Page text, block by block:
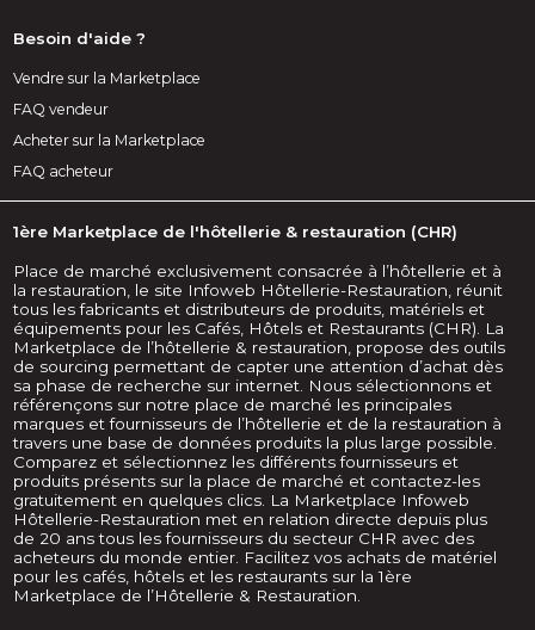
Besoin d'aide ?
Vendre sur la Marketplace
FAQ vendeur
Acheter sur la Marketplace
FAQ acheteur
1ère Marketplace de l'hôtellerie & restauration (CHR)
Place de marché exclusivement consacrée à l’hôtellerie et à
la restauration, le site Infoweb Hôtellerie-Restauration, réunit
tous les fabricants et distributeurs de produits, matériels et
équipements pour les Cafés, Hôtels et Restaurants (CHR). La
Marketplace de l’hôtellerie & restauration, propose des outils
de sourcing permettant de capter une attention d’achat dès
sa phase de recherche sur internet. Nous sélectionnons et
référençons sur notre place de marché les principales
marques et fournisseurs de l’hôtellerie et de la restauration à
travers une base de données produits la plus large possible.
Comparez et sélectionnez les différents fournisseurs et
produits présents sur la place de marché et contactez-les
gratuitement en quelques clics. La Marketplace Infoweb
Hôtellerie-Restauration met en relation directe depuis plus
de 20 ans tous les fournisseurs du secteur CHR avec des
acheteurs du monde entier. Facilitez vos achats de matériel
pour les cafés, hôtels et les restaurants sur la 1ère
Marketplace de l’Hôtellerie & Restauration.